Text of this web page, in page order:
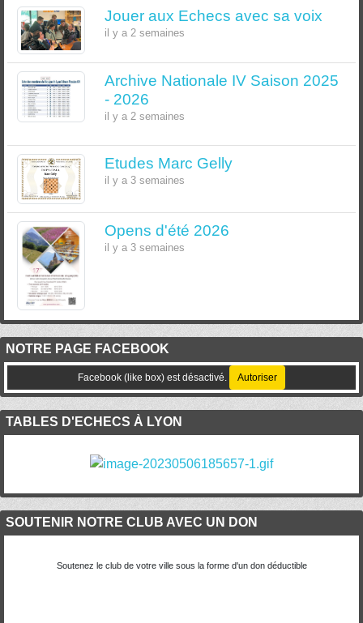
Jouer aux Echecs avec sa voix
il y a 2 semaines
Archive Nationale IV Saison 2025
- 2026
il y a 2 semaines
Etudes Marc Gelly
il y a 3 semaines
Opens d'été 2026
il y a 3 semaines
NOTRE PAGE FACEBOOK
Facebook (like box) est désactivé. Autoriser
TABLES D'ECHECS À LYON
SOUTENIR NOTRE CLUB AVEC UN DON
Soutenez le club de votre ville sous la forme d'un don déductible